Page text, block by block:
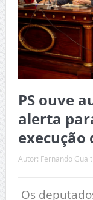
PS ouve
alerta
execução
Autor: Fernando
Os